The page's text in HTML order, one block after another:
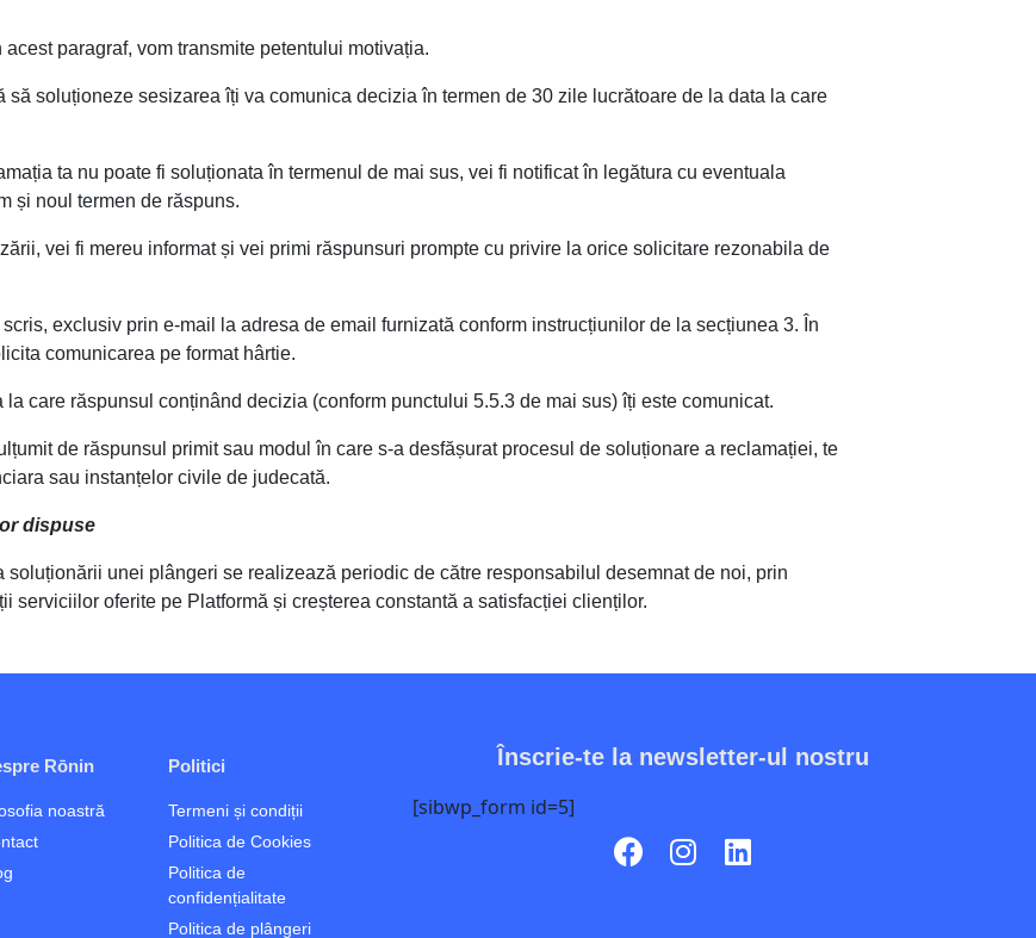
paragraf, vom transmite petentului motivația.
să soluționeze sesizarea îți va comunica decizia în termen de 30 zile lucrătoare de la data la care
ta nu poate fi soluționata în termenul de mai sus, vei fi notificat în legătura cu eventuala
și noul termen de răspuns.
vei fi mereu informat și vei primi răspunsuri prompte cu privire la orice solicitare rezonabila de
exclusiv prin e-mail la adresa de email furnizată conform instrucțiunilor de la secțiunea 3. În
comunicarea pe format hârtie.
care răspunsul conținând decizia (conform punctului 5.5.3 de mai sus) îți este comunicat.
de răspunsul primit sau modul în care s-a desfășurat procesul de soluționare a reclamației, te
sau instanțelor civile de judecată.
dispuse
unei plângeri se realizează periodic de către responsabilul desemnat de noi, prin
serviciilor oferite pe Platformă și creșterea constantă a satisfacției clienților.
Rōnin
noastră
Politici
Termeni și condiții
Politica de Cookies
Politica de
confidențialitate
Politica de plângeri
Înscrie-te la newsletter-ul nostru
[sibwp_form id=5]